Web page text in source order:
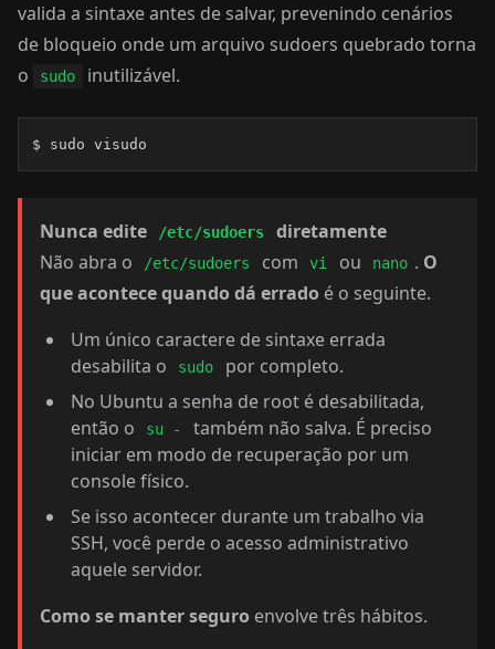
valida a sintaxe antes de salvar, prevenindo cenários
de bloqueio onde um arquivo sudoers quebrado torna
o
sudo inutilizável.
$ sudo visudo
Nunca edite /etc/sudoers
diretamente
Não abra o
/etc/sudoers com vi ou nano . O
que acontece quando dá errado é o seguinte.
Um único caractere de sintaxe errada
desabilita o
sudo
por completo.
No Ubuntu a senha de root é desabilitada,
então o
su -
também não salva. É preciso
iniciar em modo de recuperação por um
console físico.
Se isso acontecer durante um trabalho via
SSH, você perde o acesso administrativo
aquele servidor.
Como se manter seguro envolve três hábitos.